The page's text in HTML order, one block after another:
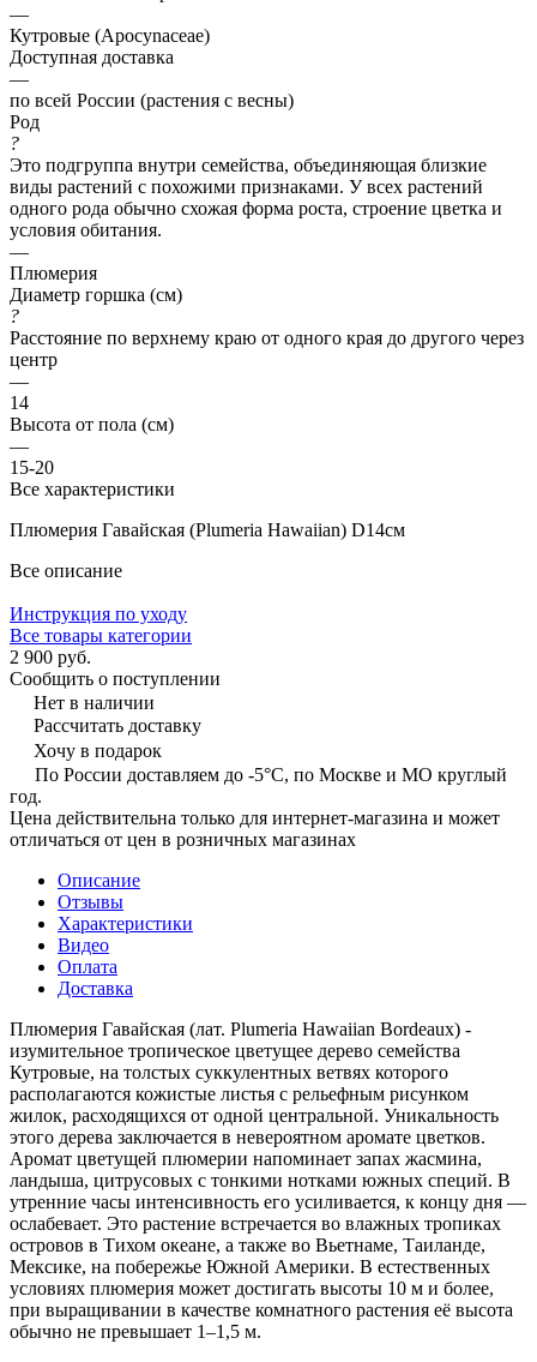
—
Кутровые (Apocynaceae)
Доступная доставка
—
по всей России (растения с весны)
Род
?
Это подгруппа внутри семейства, объединяющая близкие
виды растений с похожими признаками. У всех растений
одного рода обычно схожая форма роста, строение цветка и
условия обитания.
—
Плюмерия
Диаметр горшка (см)
?
Расстояние по верхнему краю от одного края до другого через
центр
—
14
Высота от пола (см)
—
15-20
Все характеристики
Плюмерия Гавайская (Plumeria Hawaiian) D14см
Все описание
Инструкция по уходу
Все товары категории
2 900 руб.
Сообщить о поступлении
Нет в наличии
Рассчитать доставку
Хочу в подарок
По России доставляем до -5°C, по Москве и МО круглый
год.
Цена действительна только для интернет-магазина и может
отличаться от цен в розничных магазинах
Описание
Отзывы
Характеристики
Видео
Оплата
Доставка
Плюмерия Гавайская (лат. Plumeria Hawaiian Bordeaux) -
изумительное тропическое цветущее дерево семейства
Кутровые, на толстых суккулентных ветвях которого
располагаются кожистые листья с рельефным рисунком
жилок, расходящихся от одной центральной. Уникальность
этого дерева заключается в невероятном аромате цветков.
Аромат цветущей плюмерии напоминает запах жасмина,
ландыша, цитрусовых с тонкими нотками южных специй. В
утренние часы интенсивность его усиливается, к концу дня —
ослабевает. Это растение встречается во влажных тропиках
островов в Тихом океане, а также во Вьетнаме, Таиланде,
Мексике, на побережье Южной Америки. В естественных
условиях плюмерия может достигать высоты 10 м и более,
при выращивании в качестве комнатного растения её высота
обычно не превышает 1–1,5 м.